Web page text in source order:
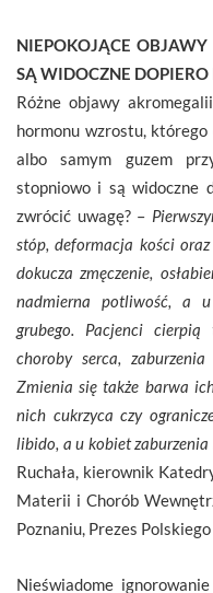
NIEPOKOJĄCE
SĄ WIDOCZNE
Różne objawy
hormonu wzrostu, którego
albo samym guzem
stopniowo i są widoczne
zwrócić uwagę? –
stóp, deformacja kości
dokucza zmęczenie,
nadmierna potliwość, a
grubego. Pacjenci cierpią
choroby serca,
Zmienia się także barwa
nich cukrzyca czy
libido, a u kobiet
Ruchała, kierownik
Materii i Chorób
Poznaniu, Prezes
Nieświadome